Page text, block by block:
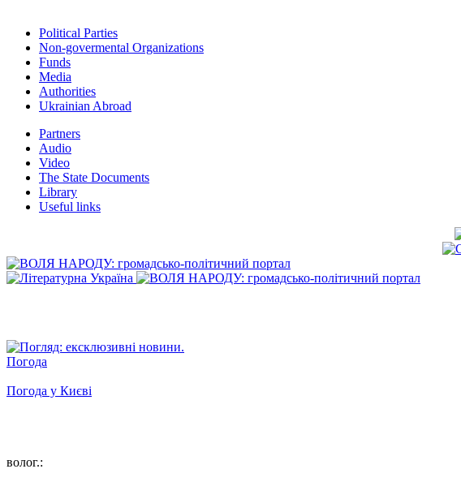
Political Parties
Non-govermental Organizations
Funds
Мedia
Authorities
Ukrainian Abroad
Partners
Audio
Video
The State Documents
Library
Useful links
Погода
Погода у Києві
волог.: